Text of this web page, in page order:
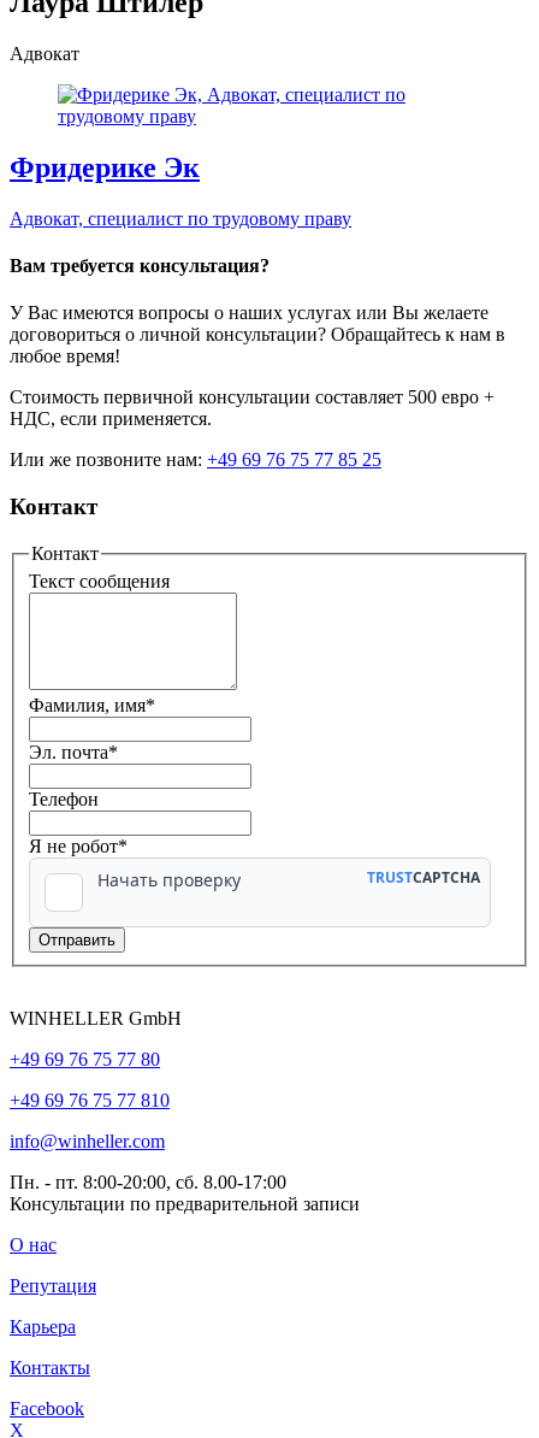
Юрген Швендеманн
Налоговый консультант
Фридерике Эк
Адвокат, специалист по трудовому праву
Вам требуется консультация?
У Вас имеются вопросы о наших услугах или Вы желаете
любое время!
Стоимость первичной консультации составляет 500 евро +
Контакт
Контакт
Эл. почта*
WINHELLER GmbH
+49 69 76 75 77 80
+49 69 76 75 77 810
info@winheller.com
Пн. - пт. 8:00-20:00, сб. 8.00-17:00